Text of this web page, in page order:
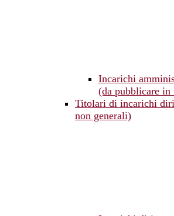
Incarichi
(da pubblicare in
Titolari di incarichi
non generali)